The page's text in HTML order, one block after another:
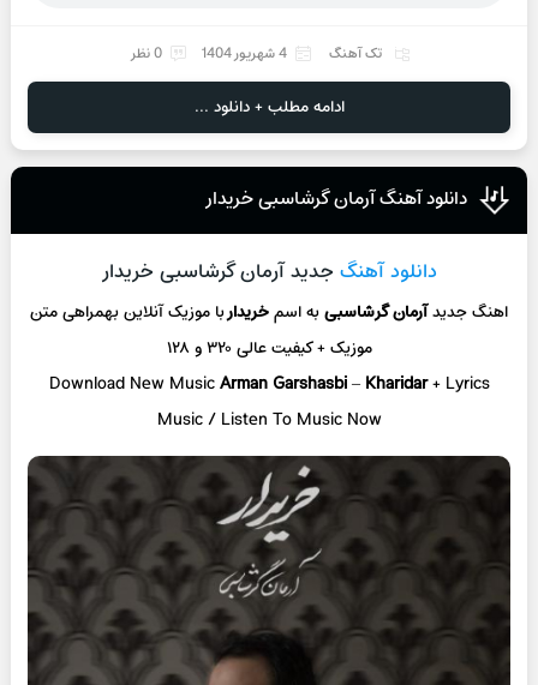
تک آهنگ 4 شهریور 1404 0 نظر
ادامه مطلب + دانلود ...
دانلود آهنگ آرمان گرشاسبی خریدار
دانلود آهنگ جدید آرمان گرشاسبی خریدار
اهنگ جدیدآرمان گرشاسبیبه اسمخریداربا موزیک آنلاینبهمراهی متن
موزیک + کیفیت عالی ۳۲۰ و ۱۲۸
Download New MusicArman Garshasbi–Kharidar+ Lyrics
Music / Listen To Music Now